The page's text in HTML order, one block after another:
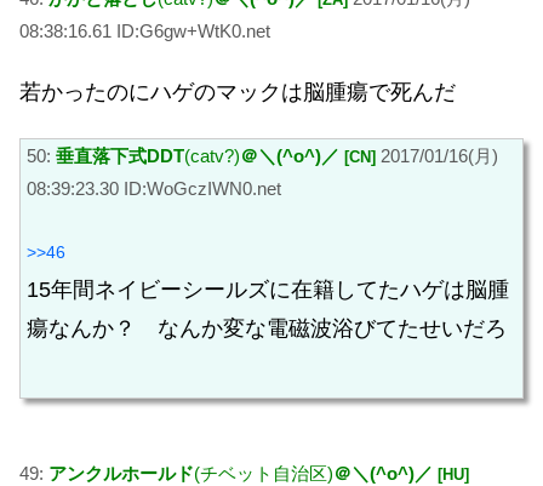
08:38:16.61 ID:G6gw+WtK0.net
若かったのにハゲのマックは脳腫瘍で死んだ
50: 垂直落下式DDT(catv?)＠＼(^o^)／ [CN] 2017/01/16(月)
08:39:23.30 ID:WoGczIWN0.net
>>46
15年間ネイビーシールズに在籍してたハゲは脳腫
瘍なんか？ なんか変な電磁波浴びてたせいだろ
49: アンクルホールド(チベット自治区)＠＼(^o^)／ [HU]